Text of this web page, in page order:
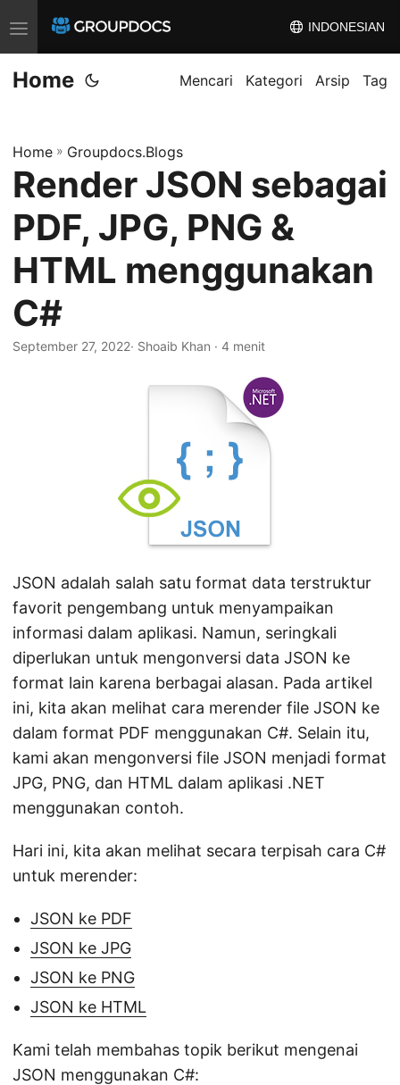
T
o
g
e
n
v
i
g
a
t
i
INDONESIAN
Home Mencari Kategori Arsip Tag
Home » Groupdocs.Blogs
Render JSON sebagai
PDF, JPG, PNG &
HTML menggunakan
C#
September 27, 2022· Shoaib Khan · 4 menit
JSON adalah salah satu format data terstruktur
favorit pengembang untuk menyampaikan
informasi dalam aplikasi. Namun, seringkali
diperlukan untuk mengonversi data JSON ke
format lain karena berbagai alasan. Pada artikel
ini, kita akan melihat cara merender file JSON ke
dalam format PDF menggunakan C#. Selain itu,
kami akan mengonversi file JSON menjadi format
JPG, PNG, dan HTML dalam aplikasi .NET
menggunakan contoh.
Hari ini, kita akan melihat secara terpisah cara C#
untuk merender:
JSON ke PDF
JSON ke JPG
JSON ke PNG
JSON ke HTML
Kami telah membahas topik berikut mengenai
JSON menggunakan C#: